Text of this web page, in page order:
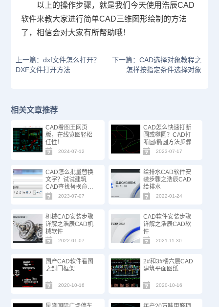
以上的操作步骤，就是我们今天使用浩辰CAD
软件来教大家进行简单CAD三维图形绘制的方法
了，相信会对大家有所帮助哦！
上一篇：dxf文件怎么打开？
DXF文件打开方法
下一篇：CAD选择对象教程之
怎样按指定条件选择对象
相关文章推荐
CAD看图王网页
版，在线览图轻松
任性！
2024-07-12
CAD怎么快速打断
圆或椭圆？CAD打
断圆/椭圆方法步骤
2023-07-17
CAD怎么批量替换
文字？试试建筑
CAD查找替换命
令！
2023-07-07
给排水CAD软件安
装步骤之浩辰CAD
给排水
2022-01-24
机械CAD安装步骤
详解之浩辰CAD机
械软件
2022-01-07
CAD软件安装步骤
详解之浩辰CAD软
件
2021-11-30
国产CAD软件看图
之封门框架
2020-10-16
2#和3#楼六层CAD
建筑平面图纸
2020-10-16